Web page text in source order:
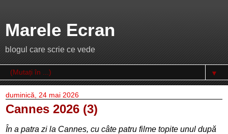
Marele Ecran
blogul care scrie ce vede
▼
duminică, 24 mai 2026
Cannes 2026 (3)
În a patra zi la Cannes, cu câte patru filme topite unul după